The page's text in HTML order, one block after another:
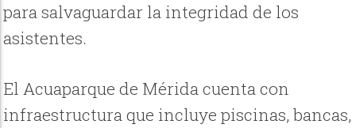
para salvaguardar la integridad de los
asistentes.
El Acuaparque de Mérida cuenta con
infraestructura que incluye piscinas, bancas,